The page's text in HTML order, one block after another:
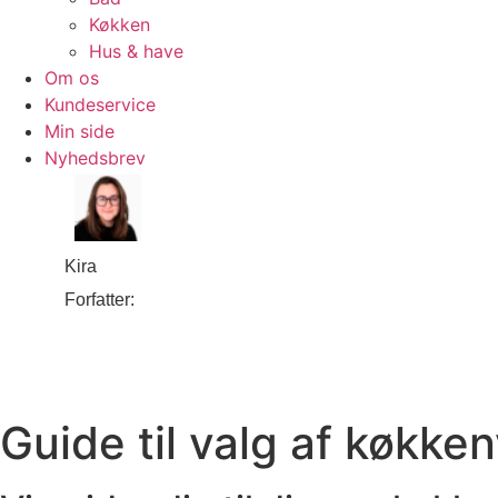
Køkken
Hus & have
Om os
Kundeservice
Min side
Nyhedsbrev
Kira
Guide til valg af